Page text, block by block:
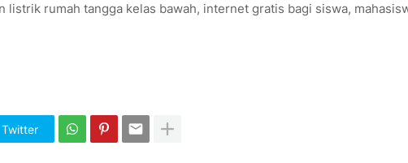
listrik rumah tangga kelas bawah, internet gratis bagi siswa,
Twitter